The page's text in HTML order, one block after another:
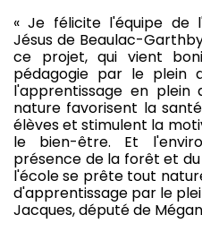
« Je félicite l'équipe de
Jésus de Beaulac-
ce projet, qui vient
pédagogie par le plein
l'apprentissage en
nature favorisent la
élèves et stimulent la
le bien-être. Et
présence de la forêt et
l'école se prête tout
d'apprentissage par le
Jacques, député de